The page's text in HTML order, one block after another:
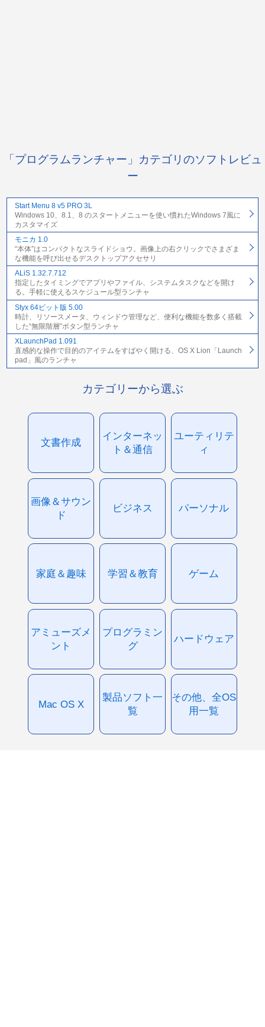
「プログラムランチャー」カテゴリのソフトレビュ
ー
Start Menu 8 v5 PRO 3L
Windows 10、8.1、8 のスタートメニューを使い慣れたWindows 7風に
カスタマイズ
モニカ 1.0
“本体”はコンパクトなスライドショウ。画像上の右クリックでさまざま
な機能を呼び出せるデスクトップアクセサリ
ALiS 1.32.7.712
指定したタイミングでアプリやファイル、システムタスクなどを開け
る。手軽に使えるスケジュール型ランチャ
Styx 64ビット版 5.00
時計、リソースメータ、ウィンドウ管理など、便利な機能を数多く搭載
した“無限階層”ボタン型ランチャ
XLaunchPad 1.091
直感的な操作で目的のアイテムをすばやく開ける、OS X Lion「Launch
pad」風のランチャ
カテゴリーから選ぶ
文書作成
インターネッ
ト＆通信
ユーティリテ
ィ
画像＆サウン
ド
ビジネス パーソナル
家庭＆趣味 学習＆教育 ゲーム
アミューズメ
ント
プログラミン
グ
ハードウェア
Mac OS X
製品ソフト一
覧
その他、全OS
用一覧